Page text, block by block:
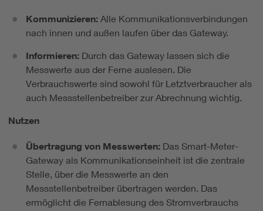
Kommunizieren: Alle Kommunikationsverbindungen
nach innen und außen laufen über das Gateway.
Informieren: Durch das Gateway lassen sich die
Messwerte aus der Ferne auslesen. Die
Verbrauchswerte sind sowohl für Letztverbraucher als
auch Messstellenbetreiber zur Abrechnung wichtig.
Nutzen
Übertragung von Messwerten: Das Smart-Meter-
Gateway als Kommunikationseinheit ist die zentrale
Stelle, über die Messwerte an den
Messstellenbetreiber übertragen werden. Das
ermöglicht die Fernablesung des Stromverbrauchs